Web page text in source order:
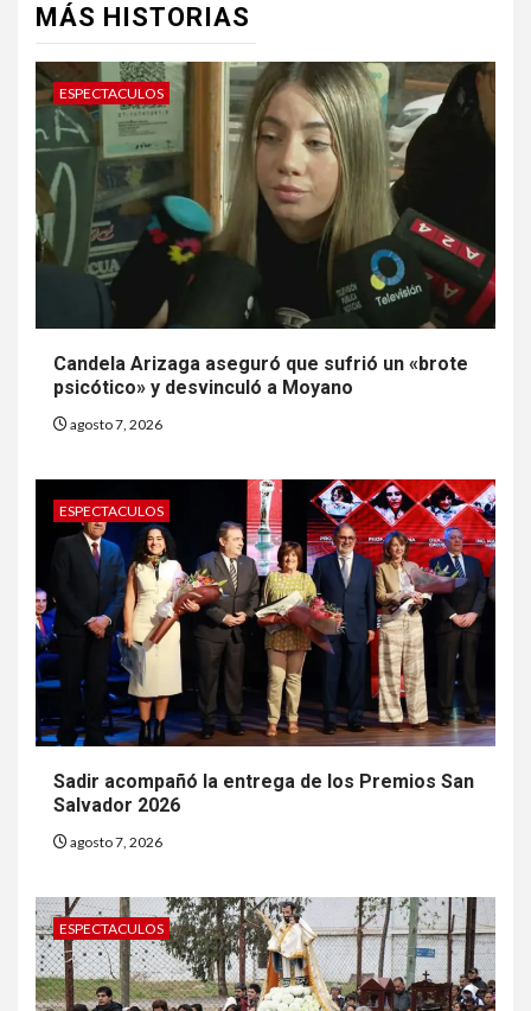
MÁS HISTORIAS
ESPECTACULOS
Candela Arizaga aseguró que sufrió un «brote
psicótico» y desvinculó a Moyano
agosto 7, 2026
ESPECTACULOS
Sadir acompañó la entrega de los Premios San
Salvador 2026
agosto 7, 2026
ESPECTACULOS